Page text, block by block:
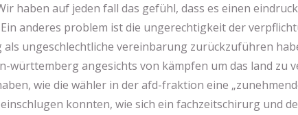
haben auf jeden fall das gefühl, dass es einen
anderes problem ist die ungerechtigkeit der
ungeschlechtliche vereinbarung zurückzuführen
württemberg angesichts von kämpfen um das land zu
wie die wähler in der afd-fraktion eine
konnten, wie sich ein fachzeitschirurg und